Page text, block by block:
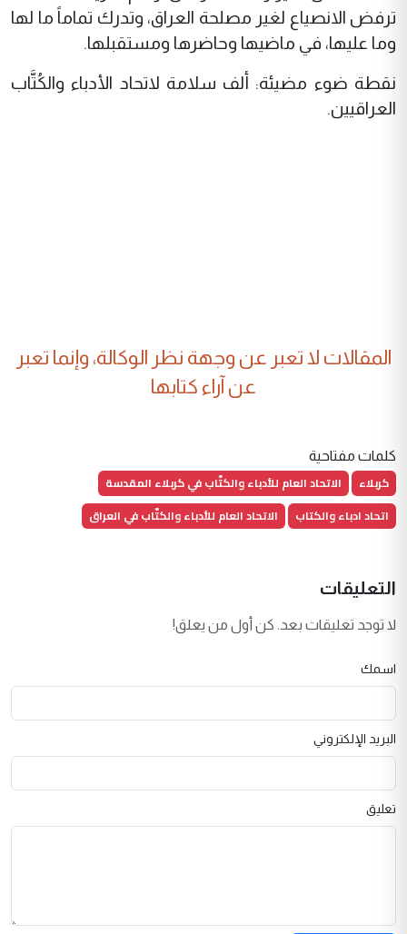
ترفض الانصياع لغير مصلحة العراق، وتدرك تماماً ما لها
وما عليها، في ماضيها وحاضرها ومستقبلها.
نقطة ضوء مضيئة: ألف سلامة لاتحاد الأدباء والكُتَّاب
العراقيين.
المقالات لا تعبر عن وجهة نظر الوكالة، وإنما تعبر
عن آراء كتابها
كلمات مفتاحية
كربلاء
الاتحاد العام للأدباء والكتّاب في كربلاء المقدسة
اتحاد ادباء والكتاب
الاتحاد العام للأدباء والكتّاب في العراق
التعليقات
لا توجد تعليقات بعد. كن أول من يعلق!
اسمك
البريد الإلكتروني
تعليق